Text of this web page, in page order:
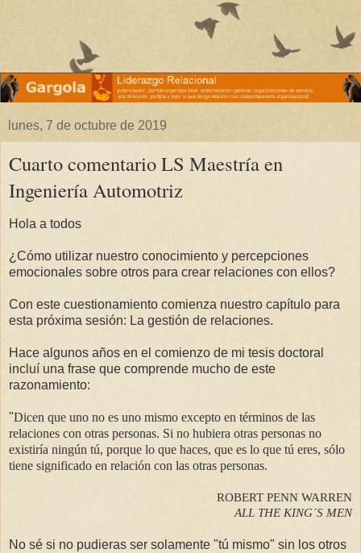
lunes, 7 de octubre de 2019
Cuarto comentario LS Maestría en
Ingeniería Automotriz
Hola a todos
¿Cómo utilizar nuestro conocimiento y percepciones
emocionales sobre otros para crear relaciones con ellos?
Con este cuestionamiento comienza nuestro capítulo para
esta próxima sesión: La gestión de relaciones.
Hace algunos años en el comienzo de mi tesis doctoral
incluí una frase que comprende mucho de este
razonamiento:
"Dicen que uno no es uno mismo excepto en términos de las
relaciones con otras personas. Si no hubiera otras personas no
existiría ningún tú, porque lo que haces, que es lo que tú eres, sólo
tiene significado en relación con las otras personas.
ROBERT PENN WARREN
ALL THE KING´S MEN
No sé si no pudieras ser solamente "tú mismo" sin los otros